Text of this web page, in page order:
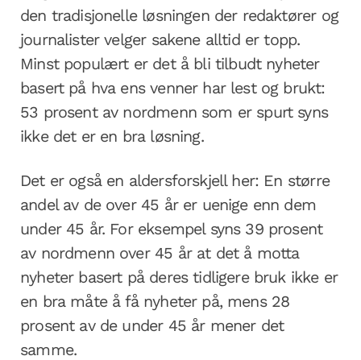
den tradisjonelle løsningen der redaktører og
journalister velger sakene alltid er topp.
Minst populært er det å bli tilbudt nyheter
basert på hva ens venner har lest og brukt:
53 prosent av nordmenn som er spurt syns
ikke det er en bra løsning.
Det er også en aldersforskjell her: En større
andel av de over 45 år er uenige enn dem
under 45 år. For eksempel syns 39 prosent
av nordmenn over 45 år at det å motta
nyheter basert på deres tidligere bruk ikke er
en bra måte å få nyheter på, mens 28
prosent av de under 45 år mener det
samme.